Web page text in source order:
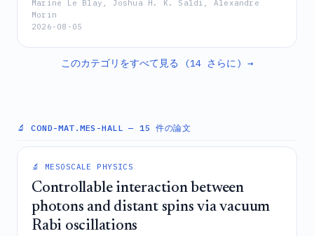
に生成し得ることを示し、従来の運動誘起相分離を
超えたアクティブマターにおける新たな集団的振る
舞いを明らかにしている。
Marine Le Blay, Joshua H. K. Saldi, Alexandre
Morin
2026-08-05
このカテゴリをすべて見る (14 さらに) →
🔬 COND-MAT.MES-HALL — 15 件の論文
🔬 MESOSCALE PHYSICS
Controllable interaction between
photons and distant spins via vacuum
Rabi oscillations